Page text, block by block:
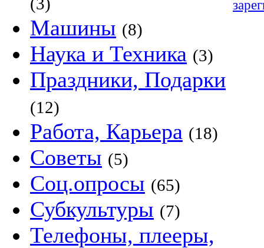
Машины (8)
Наука и Техника (3)
Праздники, Подарки
(12)
Работа, Карьера (18)
Советы (5)
Соц.опросы (65)
Субкультуры (7)
Телефоны, плееры,